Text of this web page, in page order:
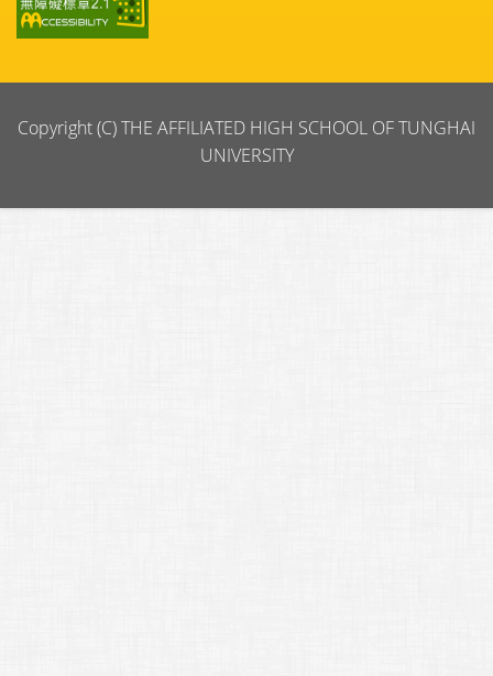
Copyright (C) THE AFFILIATED HIGH SCHOOL OF TUNGHAI
UNIVERSITY